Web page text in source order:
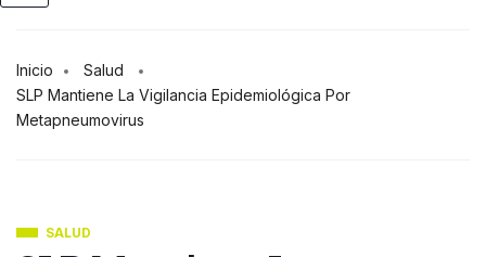
Inicio
Salud
SLP Mantiene La Vigilancia Epidemiológica Por
Metapneumovirus
SALUD